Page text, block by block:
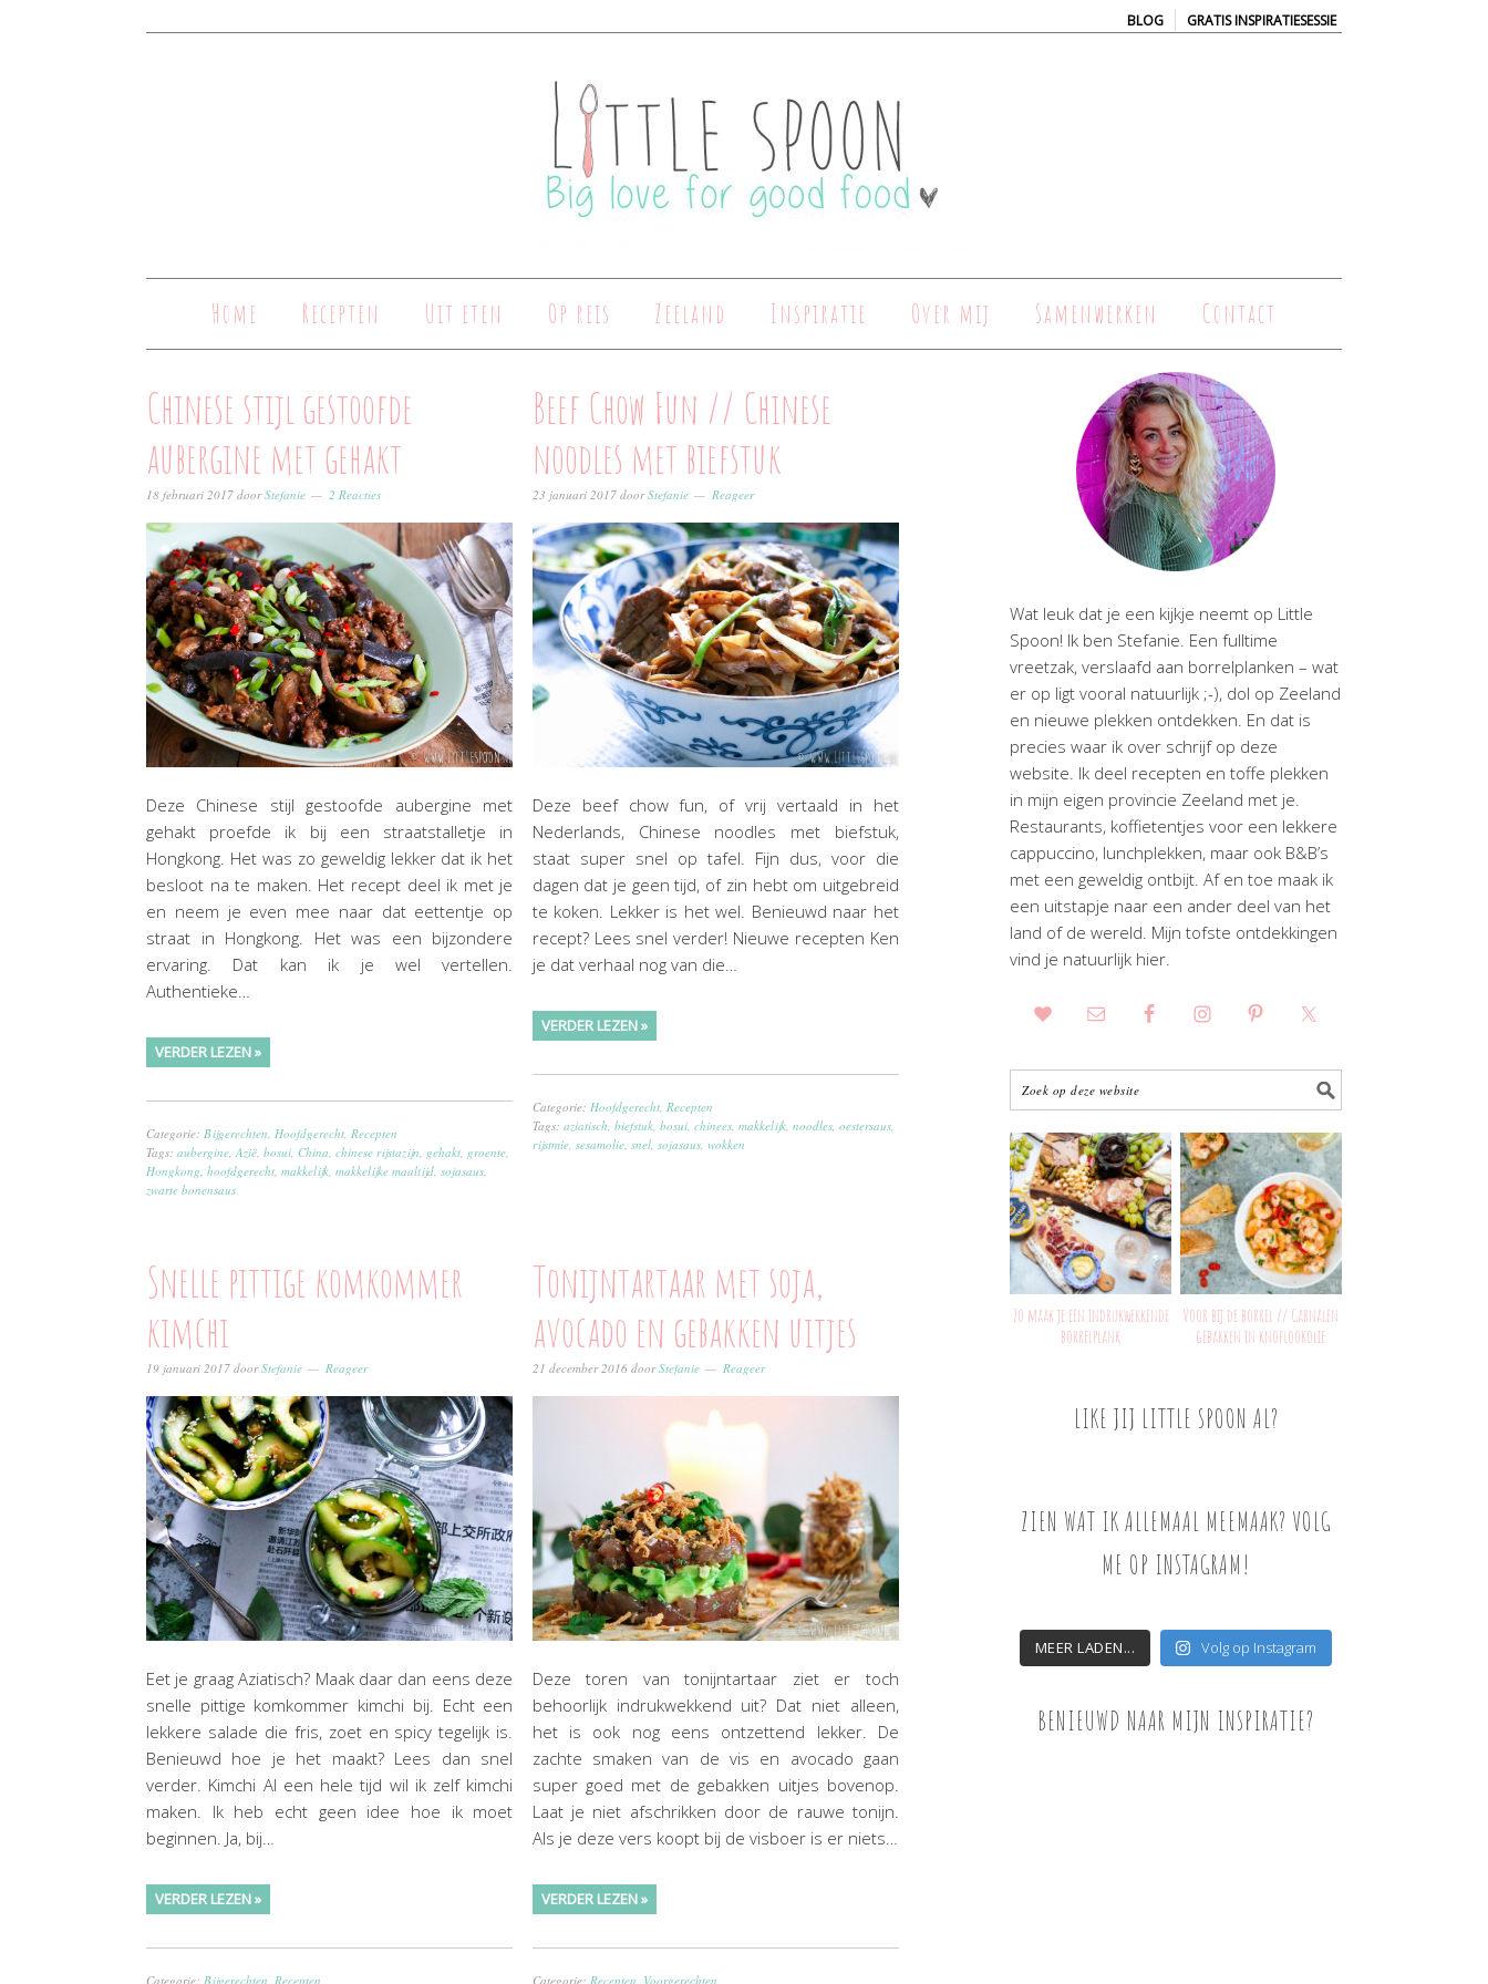
BLOG | GRATIS INSPIRATIESESSIE
Home Recepten Uit eten Op reis Zeeland Inspiratie Over mij Samenwerken Contact
Chinese stijl gestoofde
aubergine met gehakt
18 februari 2017 doorStefanie 2 Reacties
Deze Chinese stijl gestoofde aubergine met
gehakt proefde ik bij een straatstalletje in
Hongkong. Het was zo geweldig lekker dat ik het
besloot na te maken. Het recept deel ik met je
en neem je even mee naar dat eettentje op
straat in Hongkong. Het was een bijzondere
ervaring. Dat kan ik je wel vertellen.
Authentieke…
VERDER LEZEN »
Categorie: Bijgerechten Hoofdgerecht Recepten
Tags: aubergine Azië bosui China chinese rijstazijn gehakt groente
Hongkong hoofdgerecht makkelijk makkelijke maaltijd sojasaus
zwarte bonensaus
Beef Chow Fun // Chinese
noodles met biefstuk
23 januari 2017doorStefanie Reageer
Deze beef chow fun, of vrij vertaald in het
Nederlands, Chinese noodles met biefstuk,
staat super snel op tafel. Fijn dus, voor die
dagen dat je geen tijd, of zin hebt om uitgebreid
te koken. Lekker is het wel. Benieuwd naar het
recept? Lees snel verder! Nieuwe recepten Ken
je dat verhaal nog van die…
VERDER LEZEN »
Categorie: Hoofdgerecht, Recepten
Tags: aziatisch biefstuk, bosui, chinees, makkelijk, noodles, oestersaus,
rijstmie, sesamolie, snel, sojasaus, wokken
Snelle pittige komkommer
kimchi
19 januari 2017 doorStefanie Reageer
Eet je graag Aziatisch? Maak daar dan eens deze
snelle pittige komkommer kimchi bij. Echt een
lekkere salade die fris, zoet en spicy tegelijk is.
Benieuwd hoe je het maakt? Lees dan snel
verder. Kimchi Al een hele tijd wil ik zelf kimchi
maken. Ik heb echt geen idee hoe ik moet
beginnen. Ja, bij…
VERDER LEZEN »
Categorie: Bijgerechten Recepten
Tonijntartaar met soja,
avocado en gebakken uitjes
21 december 2016 doorStefanie Reageer
Deze toren van tonijntartaar ziet er toch
behoorlijk indrukwekkend uit? Dat niet alleen,
het is ook nog eens ontzettend lekker. De
zachte smaken van de vis en avocado gaan
super goed met de gebakken uitjes bovenop.
Laat je niet afschrikken door de rauwe tonijn.
Als je deze vers koopt bij de visboer is er niets…
VERDER LEZEN »
Categorie: Recepten Voorgerechten
Wat leuk dat je een kijkje neemt op Little
Spoon! Ik ben Stefanie. Een fulltime
vreetzak, verslaafd aan borrelplanken – wat
er op ligt vooral natuurlijk ;-), dol op Zeeland
en nieuwe plekken ontdekken. En dat is
precies waar ik over schrijf op deze
website. Ik deel recepten en toffe plekken
in mijn eigen provincie Zeeland met je.
Restaurants, koffietentjes voor een lekkere
cappuccino, lunchplekken, maar ook B&B’s
met een geweldig ontbijt. Af en toe maak ik
een uitstapje naar een ander deel van het
land of de wereld. Mijn tofste ontdekkingen
vind je natuurlijk hier.
Zo maak je een indrukwekkende
borrelplank
Voor bij de borrel // Garnalen
gebakken in knoflookolie
LIKE JIJ LITTLE SPOON AL?
ZIEN WAT IK ALLEMAAL MEEMAAK? VOLG
ME OP INSTAGRAM!
MEER LADEN... Volg op Instagram
BENIEUWD NAAR MIJN INSPIRATIE?